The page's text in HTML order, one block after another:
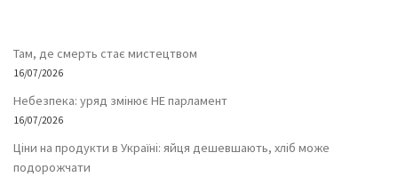
Там, де смерть стає мистецтвом
16/07/2026
Небезпека: уряд змінює НЕ парламент
16/07/2026
Ціни на продукти в Україні: яйця дешевшають, хліб може
подорожчати